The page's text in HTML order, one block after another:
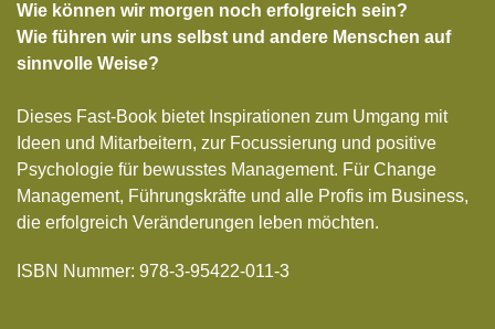
Wie können wir morgen noch erfolgreich sein?
Wie führen wir uns selbst und andere Menschen auf
sinnvolle Weise?
Dieses Fast-Book bietet Inspirationen zum Umgang mit
Ideen und Mitarbeitern, zur Focussierung und positive
Psychologie für bewusstes Management. Für Change
Management, Führungskräfte und alle Profis im Business,
die erfolgreich Veränderungen leben möchten.
ISBN Nummer: 978-3-95422-011-3